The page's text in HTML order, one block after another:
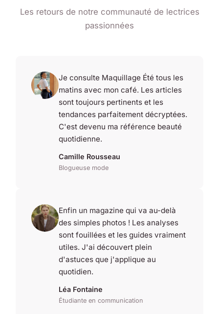
Les retours de notre communauté de lectrices
passionnées
Je consulte Maquillage Été tous les
matins avec mon café. Les articles
sont toujours pertinents et les
tendances parfaitement décryptées.
C'est devenu ma référence beauté
quotidienne.
Camille Rousseau
Blogueuse mode
Enfin un magazine qui va au-delà
des simples photos ! Les analyses
sont fouillées et les guides vraiment
utiles. J'ai découvert plein
d'astuces que j'applique au
quotidien.
Léa Fontaine
Étudiante en communication